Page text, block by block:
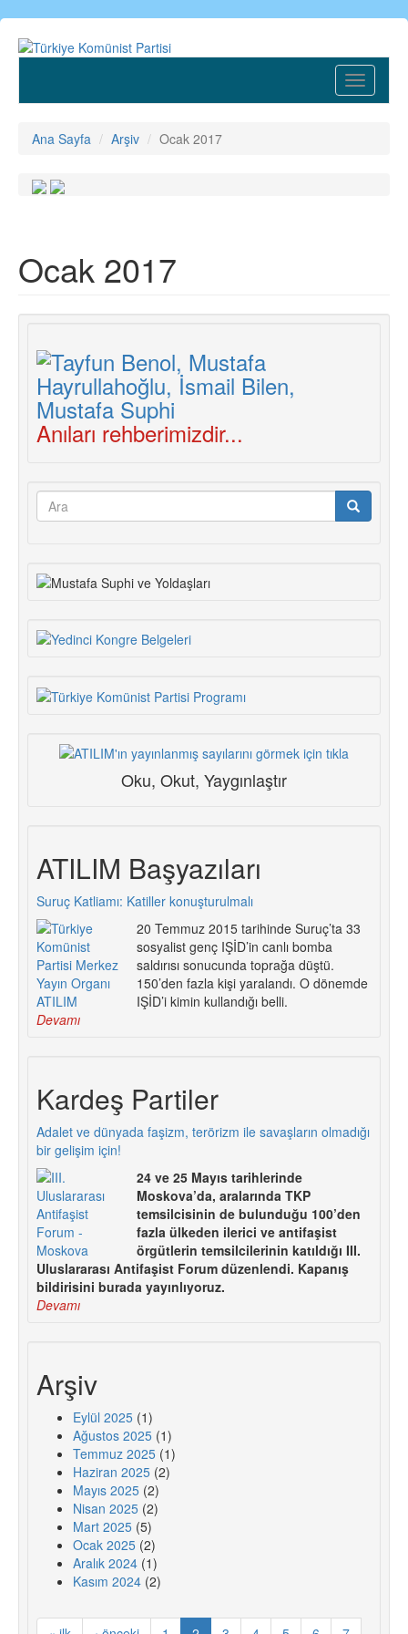
Ana
içeriğe
Toggle
Ana Sayfa Arşiv Ocak 2017
Ocak 2017
Anıları rehberimizdir...
Arama
Oku, Okut, Yaygınlaştır
ATILIM Başyazıları
Suruç Katliamı: Katiller konuşturulmalı
20 Temmuz 2015 tarihinde Suruç’ta 33
sosyalist genç IŞİD’in canlı bomba
saldırısı sonucunda toprağa düştü.
150’den fazla kişi yaralandı. O dönemde
IŞİD’i kimin kullandığı belli.
Devamı
Kardeş Partiler
Adalet ve dünyada faşizm, terörizm ile savaşların olmadığı
bir gelişim için!
24 ve 25 Mayıs tarihlerinde
Moskova’da, aralarında TKP
temsilcisinin de bulunduğu 100’den
fazla ülkeden ilerici ve antifaşist
örgütlerin temsilcilerinin katıldığı III.
Uluslararası Antifaşist Forum düzenlendi. Kapanış
bildirisini burada yayınlıyoruz.
Devamı
Arşiv
Eylül 2025 (1)
Ağustos 2025 (1)
Temmuz 2025 (1)
Haziran 2025 (2)
Mayıs 2025 (2)
Nisan 2025 (2)
Mart 2025 (5)
Ocak 2025 (2)
Aralık 2024 (1)
Kasım 2024 (2)